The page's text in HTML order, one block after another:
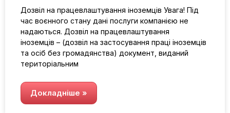
Дозвіл на працевлаштування іноземців Увага! Під
час воєнного стану дані послуги компанією не
надаються. Дозвіл на працевлаштування
іноземців – (дозвіл на застосування праці іноземців
та осіб без громадянства) документ, виданий
територіальним
Докладніше »